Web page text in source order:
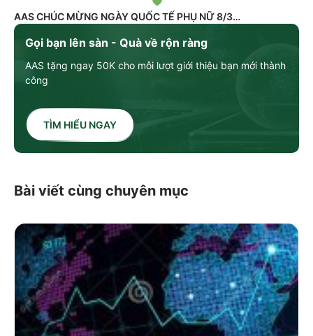
Gọi bạn lên sàn - Quà về rộn ràng
AAS tặng ngay 50K cho mỗi lượt giới thiệu bạn mới thành
công
TÌM HIỂU NGAY
AAS CHÚC MỪNG NGÀY QUỐC TẾ PHỤ NỮ 8/3
Bài viết cùng chuyên mục